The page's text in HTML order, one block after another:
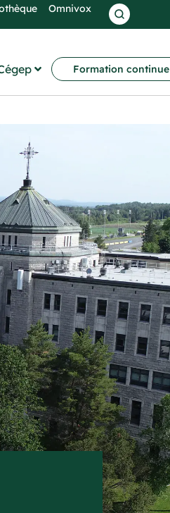
Omnivox
Formation continue